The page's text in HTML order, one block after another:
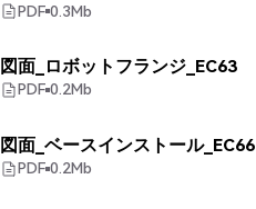
PDF 0.3Mb
図面_ロボットフランジ_EC63
PDF 0.2Mb
図面_ベースインストール_EC66
PDF 0.2Mb